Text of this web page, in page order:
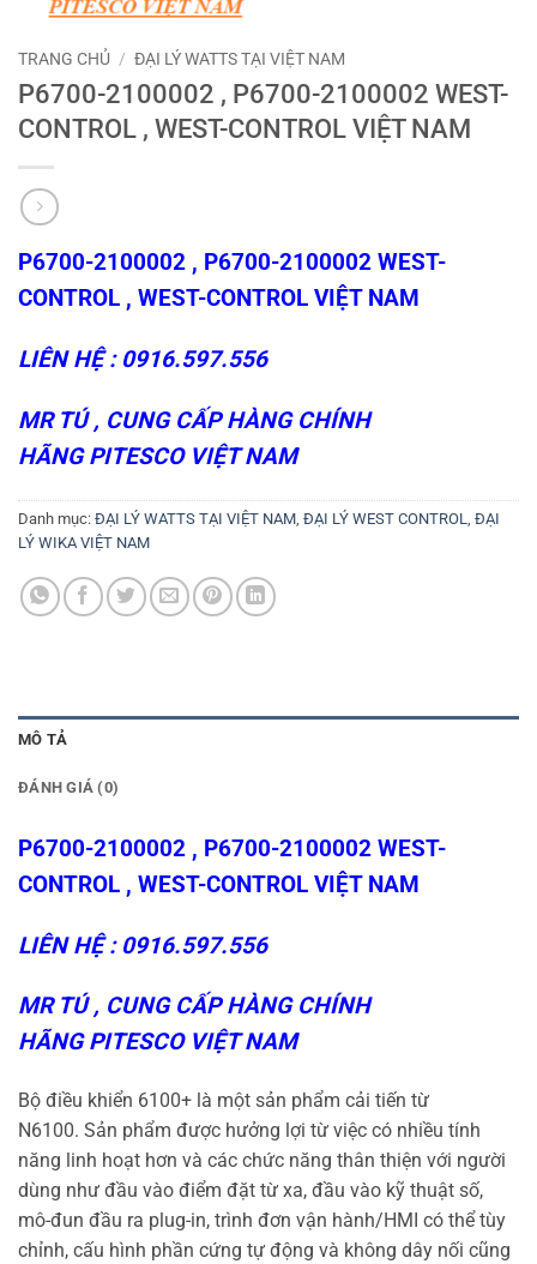
TRANG CHỦ / ĐẠI LÝ WATTS TẠI VIỆT NAM
P6700-2100002 , P6700-2100002 WEST-
CONTROL , WEST-CONTROL VIỆT NAM
P6700-2100002 , P6700-2100002 WEST-
CONTROL , WEST-CONTROL VIỆT NAM
LIÊN HỆ : 0916.597.556
MR TÚ , CUNG CẤP HÀNG CHÍNH
HÃNGPITESCO VIỆT NAM
Danh mục: ĐẠI LÝ WATTS TẠI VIỆT NAM ĐẠI LÝ WEST CONTROL
ĐẠI
LÝ WIKA VIỆT NAM
MÔ TẢ
ĐÁNH GIÁ (0)
P6700-2100002 , P6700-2100002 WEST-
CONTROL , WEST-CONTROL VIỆT NAM
LIÊN HỆ : 0916.597.556
MR TÚ , CUNG CẤP HÀNG CHÍNH
HÃNGPITESCO VIỆT NAM
Bộ điều khiển 6100+ là một sản phẩm cải tiến từ
N6100. Sản phẩm được hưởng lợi từ việc có nhiều tính
năng linh hoạt hơn và các chức năng thân thiện với người
dùng như đầu vào điểm đặt từ xa, đầu vào kỹ thuật số,
mô-đun đầu ra plug-in, trình đơn vận hành/HMI có thể tùy
chỉnh, cấu hình phần cứng tự động và không dây nối cũng